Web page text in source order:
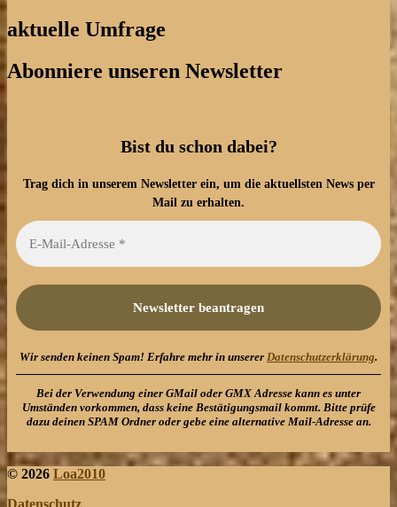
aktuelle Umfrage
Abonniere unseren Newsletter
Bist du schon dabei?
Trag dich in unserem Newsletter ein, um die aktuellsten News per
Mail zu erhalten.
Wir senden keinen Spam! Erfahre mehr in unserer Datenschutzerklärung.
Bei der Verwendung einer GMail oder GMX Adresse kann es unter
Umständen vorkommen, dass keine Bestätigungsmail kommt. Bitte prüfe
dazu deinen SPAM Ordner oder gebe eine alternative Mail-Adresse an.
© 2026 Loa2010
Datenschutz